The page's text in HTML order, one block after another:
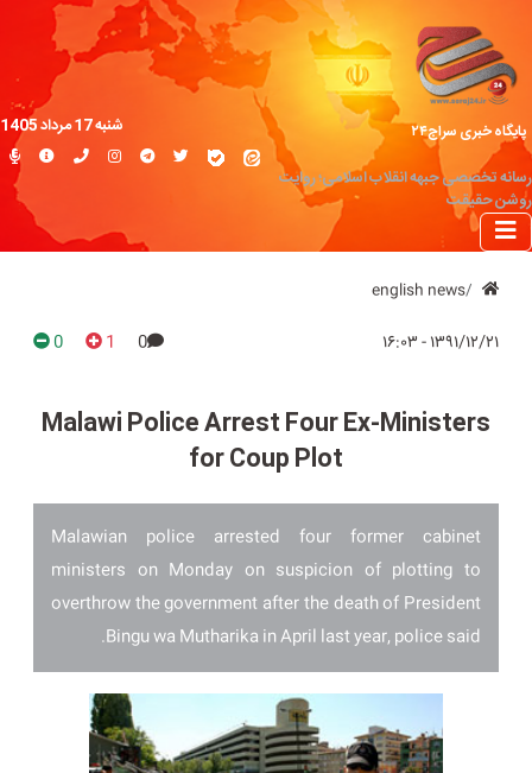
پایگاه خبری سراج۲۴
رسانه تخصصی جبهه انقلاب اسلامی؛ روایت
روشن حقیقت
شنبه 17 مرداد 1405
english news
۱۳۹۱/۱۲/۲۱ - ۱۶:۰۳ 0
1
0
Malawi Police Arrest Four Ex-Ministers
for Coup Plot
Malawian police arrested four former cabinet
ministers on Monday on suspicion of plotting to
overthrow the government after the death of President
Bingu wa Mutharika in April last year, police said.